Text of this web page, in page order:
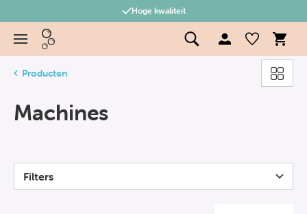
Hoge kwaliteit
Producten
Machines
Filters